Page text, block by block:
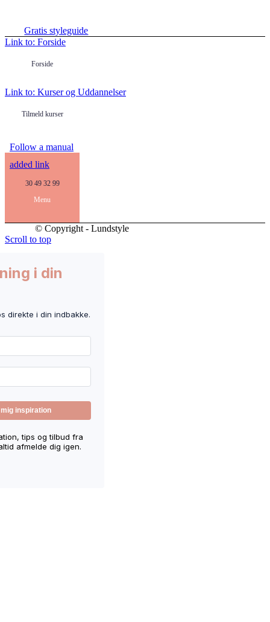
Gratis styleguide
Link to: Forside
Forside
Link to: Kurser og Uddannelser
Tilmeld kurser
Follow a manual
added link
30 49 32 99
Menu
© Copyright - Lundstyle
Scroll to top
i din
direkte i din indbakke.
tips og tilbud fra
afmelde dig igen.